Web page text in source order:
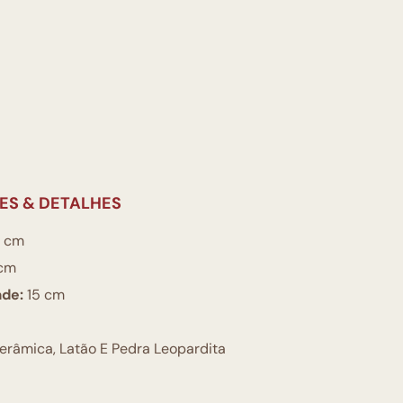
& DETALHES
cm
15 cm
Latão E Pedra Leopardita